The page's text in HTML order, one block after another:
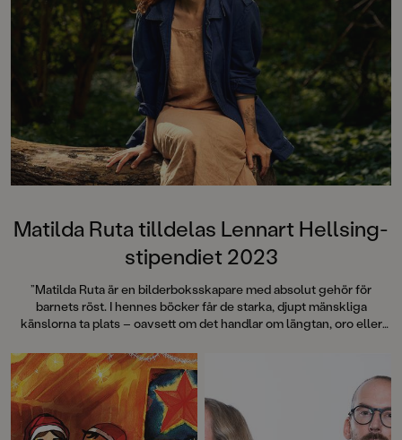
Matilda Ruta tilldelas Lennart Hellsing-
stipendiet 2023
”Matilda Ruta är en bilderboksskapare med absolut gehör för
barnets röst. I hennes böcker får de starka, djupt mänskliga
känslorna ta plats – oavsett om det handlar om längtan, oro eller
humor.” Ur motiveringen